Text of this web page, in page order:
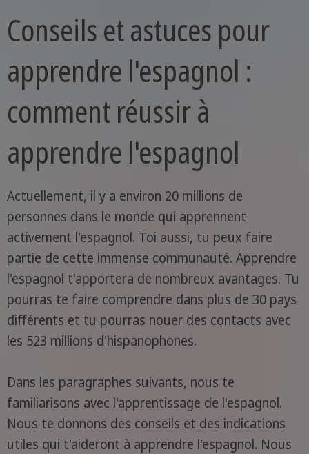
Conseils et astuces pour
apprendre l'espagnol :
comment réussir à
apprendre l'espagnol
Actuellement, il y a environ 20 millions de
personnes dans le monde qui apprennent
activement l'espagnol. Toi aussi, tu peux faire
partie de cette immense communauté. Apprendre
l'espagnol t'apportera de nombreux avantages. Tu
pourras te faire comprendre dans plus de 30 pays
différents et tu pourras nouer des contacts avec
les 523 millions d'hispanophones.
Dans les paragraphes suivants, nous te
familiarisons avec l'apprentissage de l'espagnol.
Nous te donnons des conseils et des indications
utiles qui t'aideront à apprendre l'espagnol. Nous